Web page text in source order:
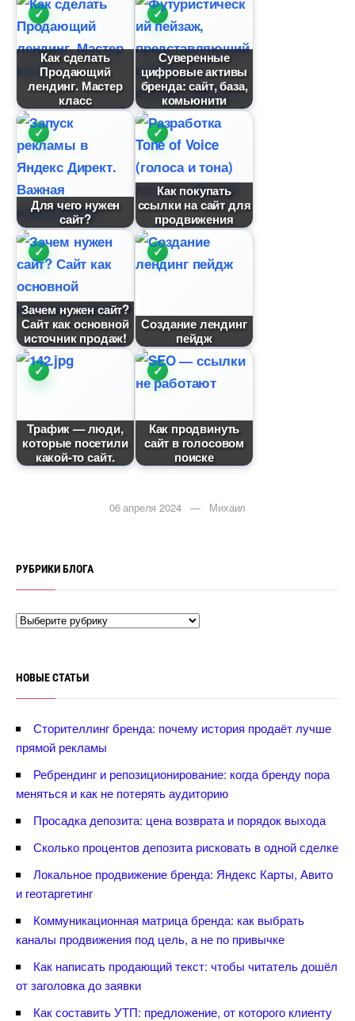
Как сделать
Продающий
лендинг. Мастер
класс
Суверенные
цифровые активы
ренда: сайт, база,
комьюнити
Для чего нужен
сайт?
Как покупать
ссылки на сайт для
продвижения
Зачем нужен сайт?
Сайт как основной
источник продаж!
Создание лендин
пейдж
Трафик — люди,
которые посетили
какой-то сайт.
Как продвинуть
сайт в голосовом
поиске
06 апреля 2024 — Михаил
РУБРИКИ БЛОГА
НОВЫЕ СТАТЬИ
Сторителлинг бренда: почему история продаёт лучше
прямой рекламы
Ребрендинг и репозиционирование: когда бренду пора
меняться и как не потерять аудиторию
Просадка депозита: цена возврата и порядок выхода
Сколько процентов депозита рисковать в одной сделке
Локальное продвижение бренда: Яндекс Карты, Авито
и геотаргетин
Коммуникационная матрица бренда: как выбрать
каналы продвижения под цель, а не по привычке
Как написать продающий текст: чтобы читатель дошёл
от заголовка до заявки
Как составить УТП: предложение, от которого клиенту